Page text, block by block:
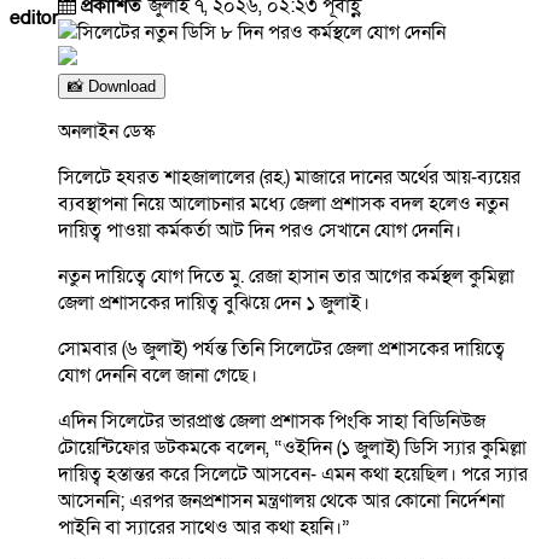
editor প্রকাশিতজুলাই ৭, ২০২৬, ০২:২৩ পূর্বাহ্ণ
📸 Download
অনলাইন ডেস্ক
সিলেটে হযরত শাহজালালের (রহ.) মাজারে দানের অর্থের আয়-ব্যয়ের
ব্যবস্থাপনা নিয়ে আলোচনার মধ্যে জেলা প্রশাসক বদল হলেও নতুন
দায়িত্ব পাওয়া কর্মকর্তা আট দিন পরও সেখানে যোগ দেননি।
নতুন দায়িত্বে যোগ দিতে মু. রেজা হাসান তার আগের কর্মস্থল কুমিল্লা
জেলা প্রশাসকের দায়িত্ব বুঝিয়ে দেন ১ জুলাই।
সোমবার (৬ জুলাই) পর্যন্ত তিনি সিলেটের জেলা প্রশাসকের দায়িত্বে
যোগ দেননি বলে জানা গেছে।
এদিন সিলেটের ভারপ্রাপ্ত জেলা প্রশাসক পিংকি সাহা বিডিনিউজ
টোয়েন্টিফোর ডটকমকে বলেন, “ওইদিন (১ জুলাই) ডিসি স্যার কুমিল্লা
দায়িত্ব হস্তান্তর করে সিলেটে আসবেন- এমন কথা হয়েছিল। পরে স্যার
আসেননি; এরপর জনপ্রশাসন মন্ত্রণালয় থেকে আর কোনো নির্দেশনা
পাইনি বা স্যারের সাথেও আর কথা হয়নি।”